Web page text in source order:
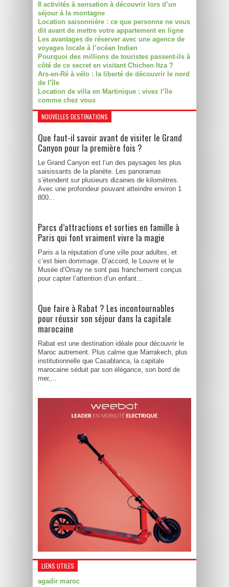
8 activités à sensation à découvrir lors d’un
séjour à la montagne
Location saisonnière : ce que personne ne vous
dit avant de mettre votre appartement en ligne
Les avantages de réserver avec une agence de
voyages locale à l’océan Indien
Pourquoi des millions de touristes passent-ils à
côté de ce secret en visitant Chichen Itza ?
Ars-en-Ré à vélo : la liberté de découvrir le nord
de l’île
Location de villa en Martinique : vivez l’île
comme chez vous
NOUVELLES DESTINATIONS
Que faut-il savoir avant de visiter le Grand
Canyon pour la première fois ?
Le Grand Canyon est l’un des paysages les plus
saisissants de la planète. Les panoramas
s’étendent sur plusieurs dizaines de kilomètres.
Avec une profondeur pouvant atteindre environ 1
800...
Parcs d’attractions et sorties en famille à
Paris qui font vraiment vivre la magie
Paris a la réputation d’une ville pour adultes, et
c’est bien dommage. D’accord, le Louvre et le
Musée d’Orsay ne sont pas franchement conçus
pour capter l’attention d’un enfant...
Que faire à Rabat ? Les incontournables
pour réussir son séjour dans la capitale
marocaine
Rabat est une destination idéale pour découvrir le
Maroc autrement. Plus calme que Marrakech, plus
institutionnelle que Casablanca, la capitale
marocaine séduit par son élégance, son bord de
mer,...
LIENS UTILES
agadir maroc